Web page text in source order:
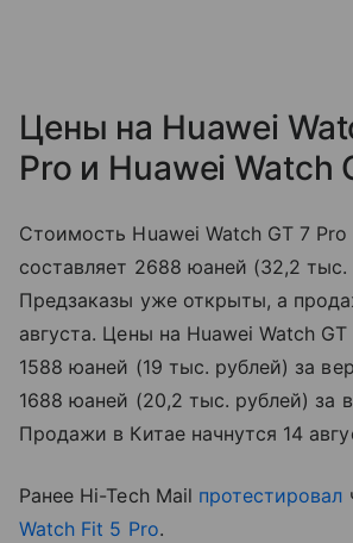
Цены на Huawei
Pro и Huawei Watch
Стоимость Huawei Watch GT 7 Pro
составляет 2688 юаней (32,2 тыс.
Предзаказы уже открыты, а
августа. Цены на Huawei Watch
1588 юаней (19 тыс. рублей) за
1688 юаней (20,2 тыс. рублей) за
Продажи в Китае начнутся 14
Ранее Hi-Tech Mail протестировал
Watch Fit 5 Pro.